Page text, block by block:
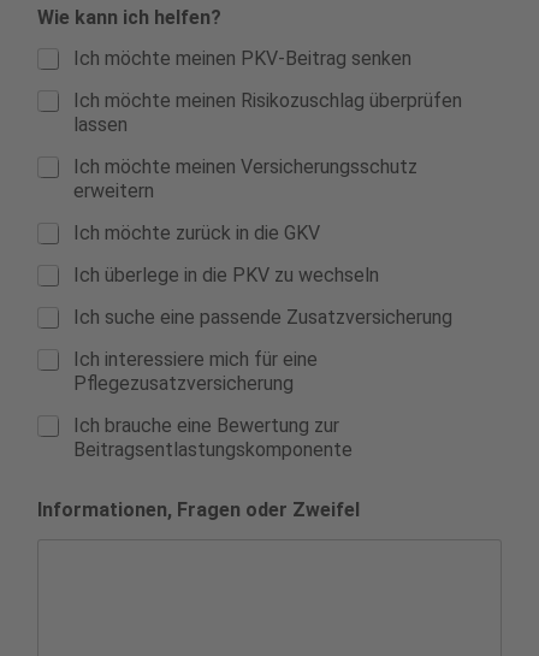
Wie kann ich helfen?
Ich möchte meinen PKV-Beitrag senken
Ich möchte meinen Risikozuschlag überprüfen
lassen
Ich möchte meinen Versicherungsschutz
erweitern
Ich möchte zurück in die GKV
Ich überlege in die PKV zu wechseln
Ich suche eine passende Zusatzversicherung
Ich interessiere mich für eine
Pflegezusatzversicherung
Ich brauche eine Bewertung zur
Beitragsentlastungskomponente
Informationen, Fragen oder Zweifel